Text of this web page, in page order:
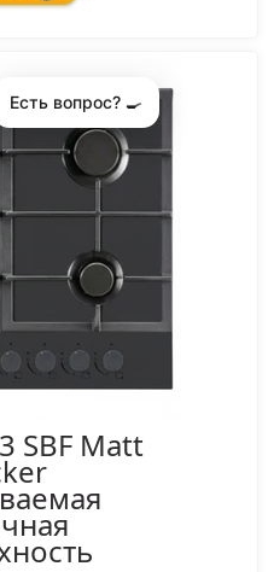
SBF Matt
Есть вопрос? 🍳